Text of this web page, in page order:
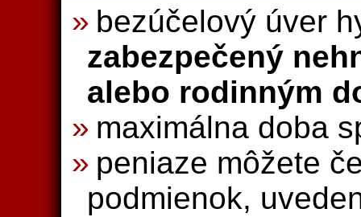
bezúčelový úver
zabezpečený
alebo rodinným
maximálna doba
peniaze môžete
podmienok,